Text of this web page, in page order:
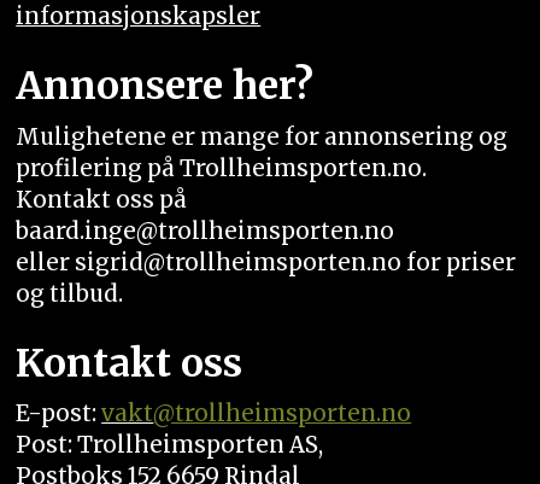
informasjonskapsler
Annonsere her?
Mulighetene er mange for annonsering og
profilering på Trollheimsporten.no.
Kontakt oss på
baard.inge@trollheimsporten.no
eller sigrid@trollheimsporten.no for priser
og tilbud.
Kontakt oss
E-post:vakt@trollheimsporten.no
Post: Trollheimsporten AS,
Postboks 152 6659 Rindal